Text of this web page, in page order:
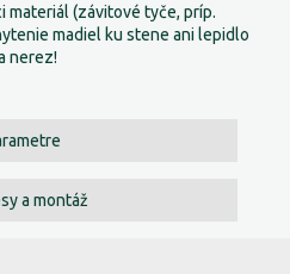
materiál (závitové tyče, príp.
madiel ku stene ani lepidlo
nerez!
a montáž